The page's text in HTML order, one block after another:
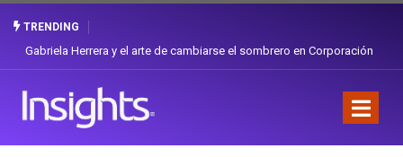
TRENDING
Gabriela Herrera y el arte de cambiarse el sombrero en Corporación